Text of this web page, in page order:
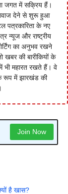
जगत में सक्रिय हैं।
देने से शुरू हुआ
के नए
न्यूज और राष्ट्रीय
का अनुभव रखने
की बारीकियों के
भी महारत रखते हैं। वे
रूप में झारखंड की
Join Now